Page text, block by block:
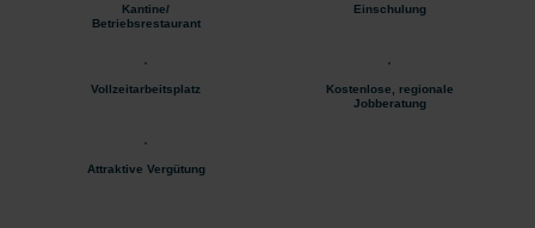
Kantine/
Betriebsrestaurant
Einschulung
Vollzeitarbeitsplatz
Kostenlose, regionale
Jobberatung
Attraktive Vergütung